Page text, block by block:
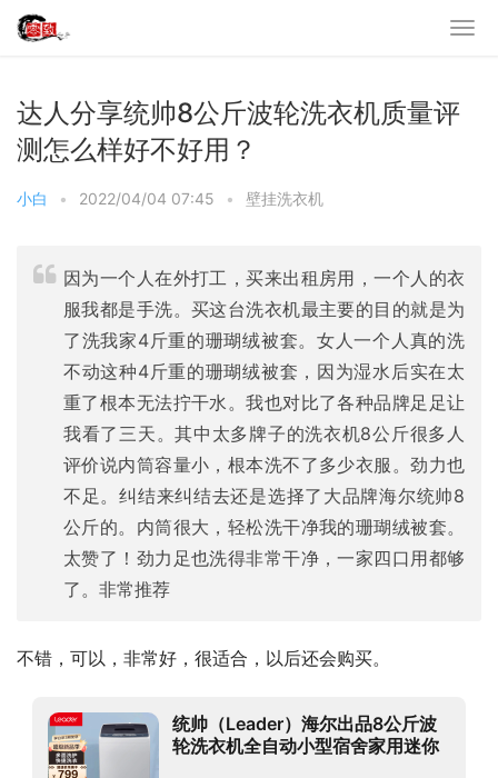
达人分享统帅8公斤波轮洗衣机质量评
测怎么样好不好用？
小白 • 2022/04/04 07:45 • 壁挂洗衣机
因为一个人在外打工，买来出租房用，一个人的衣
服我都是手洗。买这台洗衣机最主要的目的就是为
了洗我家4斤重的珊瑚绒被套。女人一个人真的洗
不动这种4斤重的珊瑚绒被套，因为湿水后实在太
重了根本无法拧干水。我也对比了各种品牌足足让
我看了三天。其中太多牌子的洗衣机8公斤很多人
评价说内筒容量小，根本洗不了多少衣服。劲力也
不足。纠结来纠结去还是选择了大品牌海尔统帅8
公斤的。内筒很大，轻松洗干净我的珊瑚绒被套。
太赞了！劲力足也洗得非常干净，一家四口用都够
了。非常推荐
不错，可以，非常好，很适合，以后还会购买。
统帅（Leader）海尔出品8公斤波
轮洗衣机全自动小型宿舍家用迷你